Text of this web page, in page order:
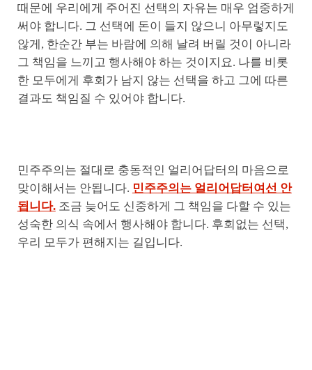
때문에 우리에게 주어진 선택의 자유는 매우 엄중하게
써야 합니다. 그 선택에 돈이 들지 않으니 아무렇지도
않게, 한순간 부는 바람에 의해 날려 버릴 것이 아니라
그 책임을 느끼고 행사해야 하는 것이지요. 나를 비롯
한 모두에게 후회가 남지 않는 선택을 하고 그에 따른
결과도 책임질 수 있어야 합니다.
민주주의는 절대로 충동적인 얼리어답터의 마음으로
맞이해서는 안됩니다. 민주주의는 얼리어답터여선 안
됩니다.조금 늦어도 신중하게 그 책임을 다할 수 있는
성숙한 의식 속에서 행사해야 합니다. 후회없는 선택,
우리 모두가 편해지는 길입니다.